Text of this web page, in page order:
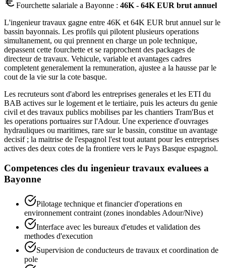
Fourchette salariale a Bayonne : 46K - 64K EUR brut annuel
L'ingenieur travaux gagne entre 46K et 64K EUR brut annuel sur le
bassin bayonnais. Les profils qui pilotent plusieurs operations
simultanement, ou qui prennent en charge un pole technique,
depassent cette fourchette et se rapprochent des packages de
directeur de travaux. Vehicule, variable et avantages cadres
completent generalement la remuneration, ajustee a la hausse par le
cout de la vie sur la cote basque.
Les recruteurs sont d'abord les entreprises generales et les ETI du
BAB actives sur le logement et le tertiaire, puis les acteurs du genie
civil et des travaux publics mobilises par les chantiers Tram'Bus et
les operations portuaires sur l'Adour. Une experience d'ouvrages
hydrauliques ou maritimes, rare sur le bassin, constitue un avantage
decisif ; la maitrise de l'espagnol l'est tout autant pour les entreprises
actives des deux cotes de la frontiere vers le Pays Basque espagnol.
Competences cles du ingenieur travaux evaluees a
Bayonne
Pilotage technique et financier d'operations en
environnement contraint (zones inondables Adour/Nive)
Interface avec les bureaux d'etudes et validation des
methodes d'execution
Supervision de conducteurs de travaux et coordination de
pole